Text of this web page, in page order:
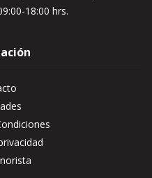
18:00 hrs.